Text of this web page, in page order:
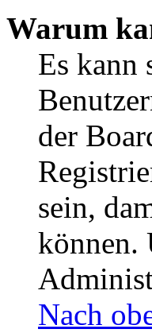
Warum
Es kann
der
sein,
können.
Nach